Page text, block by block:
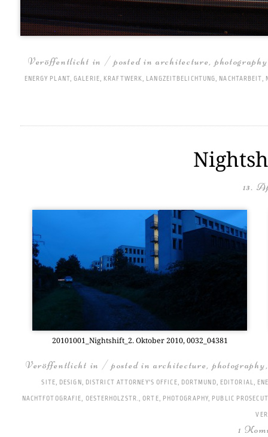
Veröffentlicht in / posted inarchitecture, photography
ENERGY PLANT,GALERIE, KRAFTWERK, LANGZEITBELICHTUNG, NACHTARBEIT,
13.
20101001_Nightshift_2. Okto­ber 2010, 0032_04381
Veröffentlicht in / posted inarchitecture, photography
SITE, DESIGN, DISTRICT ATTORNEY'S OFFICE, DORTMUND, EDITORIAL,
NACHTFOTOGRAFIE, OESTERHOLZSTR.,ORTE, PHOTOGRAPHY, PUBLIC
1